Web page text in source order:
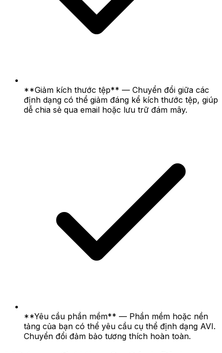
**Giảm kích thước tệp** — Chuyển đổi giữa các
định dạng có thể giảm đáng kể kích thước tệp, giúp
dễ chia sẻ qua email hoặc lưu trữ đám mây.
**Yêu cầu phần mềm** — Phần mềm hoặc nền
tảng của bạn có thể yêu cầu cụ thể định dạng AVI.
Chuyển đổi đảm bảo tương thích hoàn toàn.